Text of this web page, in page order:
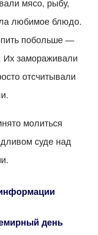
мясо, рыбу,
любимое блюдо.
побольше —
Их замораживали
отсчитывали
молиться
суде над
день